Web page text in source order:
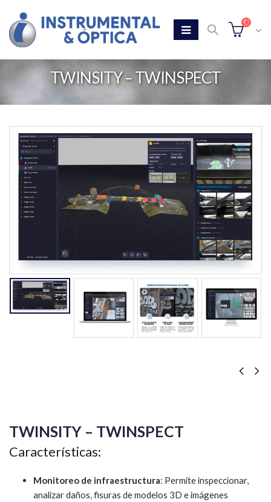
TWINSITY – TWINSPECT
TWINSITY – TWINSPECT
Características:
Monitoreo de infraestructura: Permite inspeccionar,
analizar daños, fisuras de modelos 3D e imágenes